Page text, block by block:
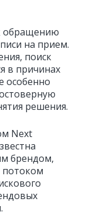
обращению
на прием.
поиск
в причинах
особенно
решения.
Next
брендом,
потоком